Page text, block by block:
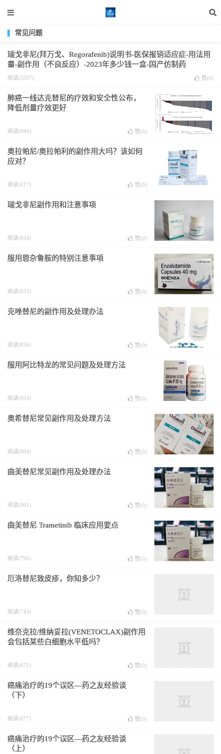
常见问题
瑞戈非尼(拜万戈、Regorafenib)说明书-医保报销适应症-用法用
量-副作用（不良反应）-2023年多少钱一盒-国产仿制药
阅读(3267) 赞(0)
肺癌一线达克替尼的疗效和安全性公布，
降低剂量疗效更好
阅读(884) 赞(0)
奥拉帕尼/奥拉帕利的副作用大吗？该如何
应对？
阅读(817) 赞(0)
瑞戈非尼副作用和注意事项
阅读(854) 赞(0)
服用恩杂鲁胺的特别注意事项
阅读(833) 赞(0)
克唑替尼的副作用及处理办法
阅读(850) 赞(0)
服用阿比特龙的常见问题及处理方法
阅读(954) 赞(0)
奥希替尼常见副作用及处理方法
阅读(964) 赞(0)
曲美替尼常见副作用及处理办法
阅读(861) 赞(0)
曲美替尼 Trametinib 临床应用要点
阅读(790) 赞(0)
厄洛替尼致皮疹，你知多少？
阅读(743) 赞(0)
维奈克拉/维纳妥拉(VENETOCLAX)副作用
会包括某些白细胞水平低吗？
阅读(672) 赞(0)
癌痛治疗的19个误区---药之友经验谈
（下）
阅读(677) 赞(0)
癌痛治疗的19个误区---药之友经验谈
（上）